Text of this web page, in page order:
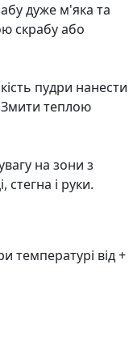
дуже м'яка та
скрабу або
пудри нанести
теплою
на зони з
і руки.
температурі від +